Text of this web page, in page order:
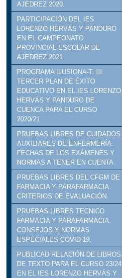
AJEDREZ 2020.
PARTICIPACIÓN DEL IES
LORENZO HERVÁS Y PANDURO
EN EL CAMPEONATO
PROVINCIAL ESCOLAR DE
AJEDREZ 2021
PROGRAMA ILUSIONA-T. III
TERCER PLAN DE ÉXITO
EDUCATIVO EN EL IES LORENZO
HERVÁS Y PANDURO DE
CUENCA PARA EL CURSO
2020/21
PRUEBAS LIBRES DE CUIDADOS
AUXILIARES DE ENFERMERÍA.
FECHAS DE LOS EXÁMENES Y
NORMAS A TENER EN CUENTA.
PRUEBAS LIBRES DEL CFGM DE
FARMACIA Y PARAFARMACIA.
CRITERIOS DE EVALUACIÓN.
PRUEBAS LIBRES TECNICO
FARMACIA Y PARAFARMACIA.
CONSEJOS Y NORMAS
ESPECIALES COVID-19.
PUBLICAD RELACIÓN DE LIBROS
DE TEXTO PARA EL CURSO 23/24
EN EL IES LORENZO HERVÁS Y